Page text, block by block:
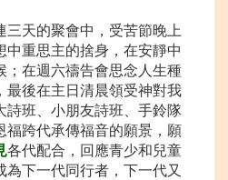
三天的聚會中，受苦節晚上
中重思主的捨身，在安靜中
；在週六禱告會思念人生種
最後在主日清晨領受神對我
詩班、小朋友詩班、手鈴隊
福跨代承傳福音的願景，願
各代配合，回應青少和兒童
為下一代同行者，下一代又